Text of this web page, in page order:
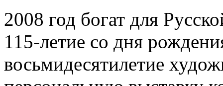
2008 год богат для
115-летие со дня
восьмидесятилетие